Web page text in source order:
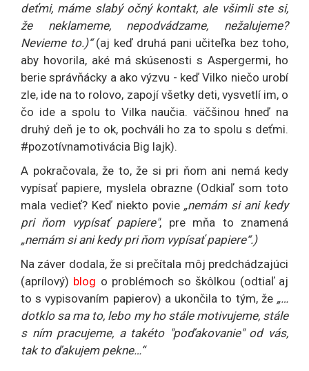
deťmi, máme slabý očný kontakt, ale všimli ste si,
že neklameme, nepodvádzame, nežalujeme?
Nevieme to.)“(aj keď druhá pani učiteľka bez toho,
aby hovorila, aké má skúsenosti s Aspergermi, ho
berie správňácky a ako výzvu - keď Vilko niečo urobí
zle, ide na to rolovo, zapojí všetky deti, vysvetlí im, o
čo ide a spolu to Vilka naučia. väčšinou hneď na
druhý deň je to ok, pochváli ho za to spolu s deťmi.
#pozotívnamotivácia Big lajk).
A pokračovala, že to, že si pri ňom ani nemá kedy
vypísať papiere, myslela obrazne (Odkiaľ som toto
mala vedieť? Keď niekto povie „nemám si ani kedy
pri ňom vypísať papiere", pre mňa to znamená
„nemám si ani kedy pri ňom vypísať papiere“.)
Na záver dodala, že si prečítala môj predchádzajúci
(aprílový) blog o problémoch so škôlkou (odtiaľ aj
to s vypisovaním papierov) a ukončila to tým, že „…
dotklo sa ma to, lebo my ho stále motivujeme, stále
s ním pracujeme, a takéto "poďakovanie" od vás,
tak to ďakujem pekne…“